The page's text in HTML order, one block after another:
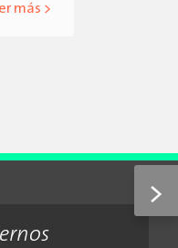
>
más >